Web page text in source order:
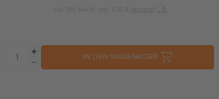
inkl. 19% MwSt. zzgl. 3,95 € Versand
IN DEN WARENKORB